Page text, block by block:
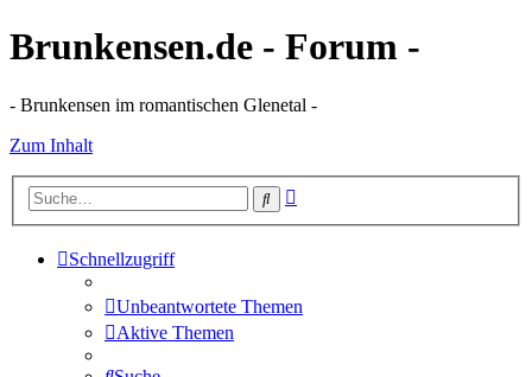
Brunkensen.de - Forum -
- Brunkensen im romantischen Glenetal -
Zum Inhalt
Suche
Schnellzugriff
Unbeantwortete Themen
Aktive Themen